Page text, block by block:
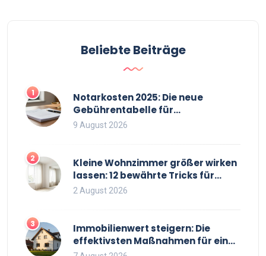
Beliebte Beiträge
1
Notarkosten 2025: Die neue
Gebührentabelle für
Immobilienkäufe
9 August 2026
2
Kleine Wohnzimmer größer wirken
lassen: 12 bewährte Tricks für
mehr Raumgefühl
2 August 2026
3
Immobilienwert steigern: Die
effektivsten Maßnahmen für einen
höheren Verkaufspreis